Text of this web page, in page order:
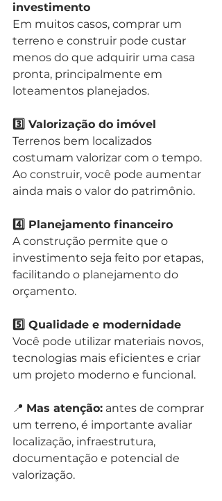
investimento
Em muitos casos, comprar um
terreno e construir pode custar
menos do que adquirir uma casa
pronta, principalmente em
loteamentos planejados.
3️⃣ Valorização do imóvel
Terrenos bem localizados
costumam valorizar com o tempo.
Ao construir, você pode aumentar
ainda mais o valor do patrimônio.
4️⃣ Planejamento financeiro
A construção permite que o
investimento seja feito por etapas,
facilitando o planejamento do
orçamento.
5️⃣ Qualidade e modernidade
Você pode utilizar materiais novos,
tecnologias mais eficientes e criar
um projeto moderno e funcional.
📍 Mas atenção: antes de comprar
um terreno, é importante avaliar
localização, infraestrutura,
documentação e potencial de
valorização.